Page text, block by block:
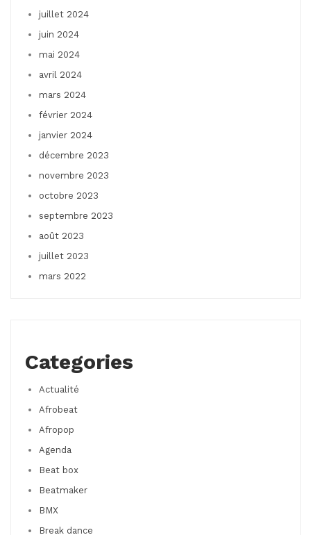
juillet 2024
juin 2024
mai 2024
avril 2024
mars 2024
février 2024
janvier 2024
décembre 2023
novembre 2023
octobre 2023
septembre 2023
août 2023
juillet 2023
mars 2022
Categories
Actualité
Afrobeat
Afropop
Agenda
Beat box
Beatmaker
BMX
Break dance